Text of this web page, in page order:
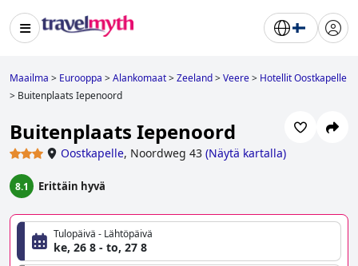
Maailma > Eurooppa >Alankomaat>Zeeland>Veere> Hotellit Oostkapelle
> Buitenplaats Iepenoord
Buitenplaats Iepenoord
Oostkapelle, Noordweg 43 (Näytä kartalla)
8.1 Erittäin hyvä
Tulopäivä - Lähtöpäivä
ke, 26 8 - to, 27 8